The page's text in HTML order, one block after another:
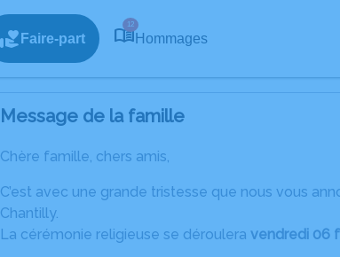
Faire-part
12
Hommages
Message de la famille
Chère famille, chers amis,
C’est avec une grande tristesse que nous vous
Chantilly.
La cérémonie religieuse se déroulera vendredi 06